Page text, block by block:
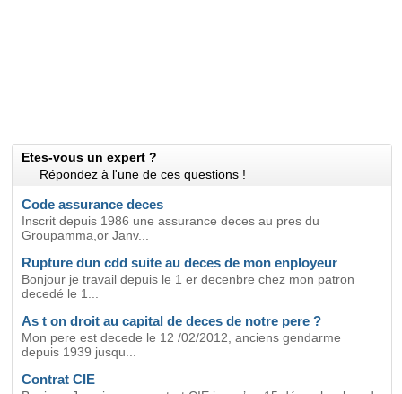
Etes-vous un expert ?
Répondez à l'une de ces questions !
Code assurance deces
Inscrit depuis 1986 une assurance deces au pres du
Groupamma,or Janv...
Rupture dun cdd suite au deces de mon enployeur
Bonjour je travail depuis le 1 er decenbre chez mon patron
decedé le 1...
As t on droit au capital de deces de notre pere ?
Mon pere est decede le 12 /02/2012, anciens gendarme
depuis 1939 jusqu...
Contrat CIE